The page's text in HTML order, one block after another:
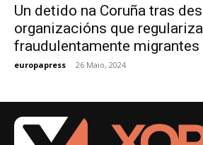
Un detido na Coruña tras
organizacións que
fraudulentamente migrantes
europapress - 26 Maio, 2024